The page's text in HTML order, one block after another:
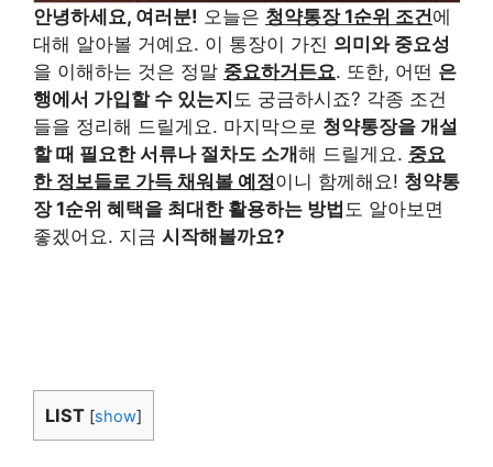
안녕하세요, 여러분! 오늘은 청약통장 1순위 조건에
대해 알아볼 거예요. 이 통장이 가진 의미와 중요성
을 이해하는 것은 정말 중요하거든요. 또한, 어떤 은
행에서 가입할 수 있는지 도 궁금하시죠? 각종 조건
들을 정리해 드릴게요. 마지막으로 청약통장을 개설
할 때 필요한 서류나 절차도 소개해 드릴게요. 중요
한 정보들로 가득 채워볼 예정이니 함께해요! 청약통
장 1순위 혜택을 최대한 활용하는 방법 도 알아보면
좋겠어요. 지금 시작해볼까요?
LIST [show]